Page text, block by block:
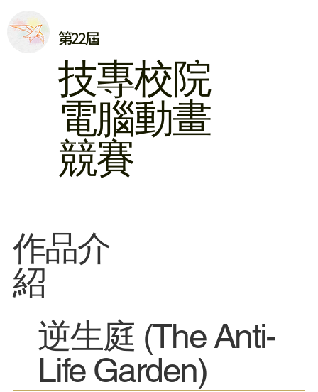
第22屆
​技專校院
電腦動畫
競賽
​作品介
紹
逆生庭 (The Anti-
Life Garden)